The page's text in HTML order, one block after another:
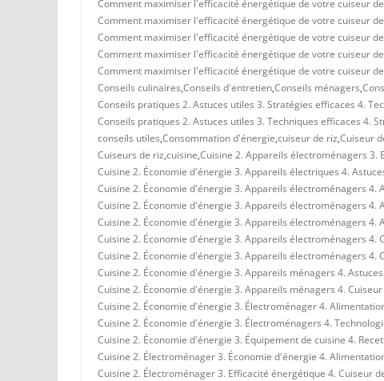
Comment maximiser l'efficacité énergétique de votre cuiseur
Comment maximiser l'efficacité énergétique de votre cuiseur
Comment maximiser l'efficacité énergétique de votre cuiseur
Comment maximiser l'efficacité énergétique de votre cuiseur
Comment maximiser l'efficacité énergétique de votre cuiseur
Conseils culinaires,Conseils d'entretien,Conseils ménagers,
Conseils pratiques 2. Astuces utiles 3. Stratégies efficaces 4.
Conseils pratiques 2. Astuces utiles 3. Techniques efficaces 4.
conseils utiles,Consommation d'énergie,cuiseur de riz,Cuiseur
Cuiseurs de riz,cuisine,Cuisine 2. Appareils électroménagers 3.
Cuisine 2. Économie d'énergie 3. Appareils électriques 4.
Cuisine 2. Économie d'énergie 3. Appareils électroménagers 4.
Cuisine 2. Économie d'énergie 3. Appareils électroménagers 4.
Cuisine 2. Économie d'énergie 3. Appareils électroménagers 4.
Cuisine 2. Économie d'énergie 3. Appareils électroménagers 4.
Cuisine 2. Économie d'énergie 3. Appareils électroménagers 4.
Cuisine 2. Économie d'énergie 3. Appareils ménagers 4.
Cuisine 2. Économie d'énergie 3. Appareils ménagers 4.
Cuisine 2. Économie d'énergie 3. Électroménager 4.
Cuisine 2. Économie d'énergie 3. Électroménagers 4.
Cuisine 2. Économie d'énergie 3. Équipement de cuisine 4.
Cuisine 2. Électroménager 3. Économie d'énergie 4.
Cuisine 2. Électroménager 3. Efficacité énergétique 4. Cuiseur